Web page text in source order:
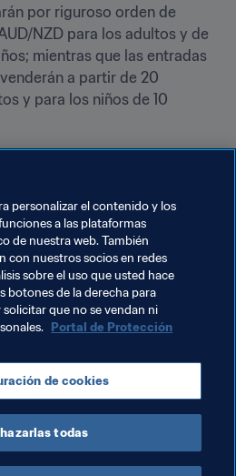
por riguroso orden de
NZD para los adultos y de
mientras que las entradas
a partir de 20
y para los niños de 10
tickets
el campeonato y la venta
beyondgreatness
de la FIFA 2023™
New Zealand OFC
personalizar el contenido y los
a las plataformas
de nuestra web. También
con nuestros socios en redes
sobre el uso que usted hace
botones de la derecha para
que no se vendan ni
Portal de Protección
de cookies
todas